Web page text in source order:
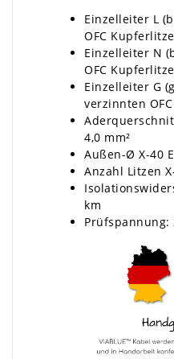
Einzelleiter L
OFC
Einzelleiter N
OFC
Einzelleiter G
verzinnten
4,0 mm²
Außen-Ø X-40
Anzahl Litzen
km
Prüfspannung: